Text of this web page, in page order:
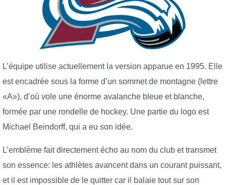
L’équipe utilise actuellement la version apparue en 1995. Elle
est encadrée sous la forme d’un sommet de montagne (lettre
«A»), d’où vole une énorme avalanche bleue et blanche,
formée par une rondelle de hockey. Une partie du logo est
Michael Beindorff, qui a eu son idée.
L’emblème fait directement écho au nom du club et transmet
son essence: les athlètes avancent dans un courant puissant,
et il est impossible de le quitter car il balaie tout sur son